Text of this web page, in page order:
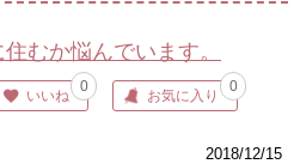
むか悩んでいます。
いいね
0
お気に入り
0
2018/12/15